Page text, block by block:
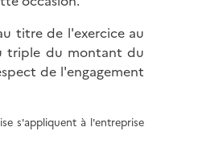
titre de l'exercice au
triple du montant du
de l'engagement
s'appliquent à l'entreprise